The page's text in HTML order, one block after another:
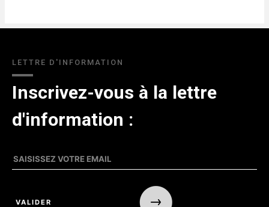
LETTRE D'INFORMATION
Inscrivez-vous à la lettre
d'information :